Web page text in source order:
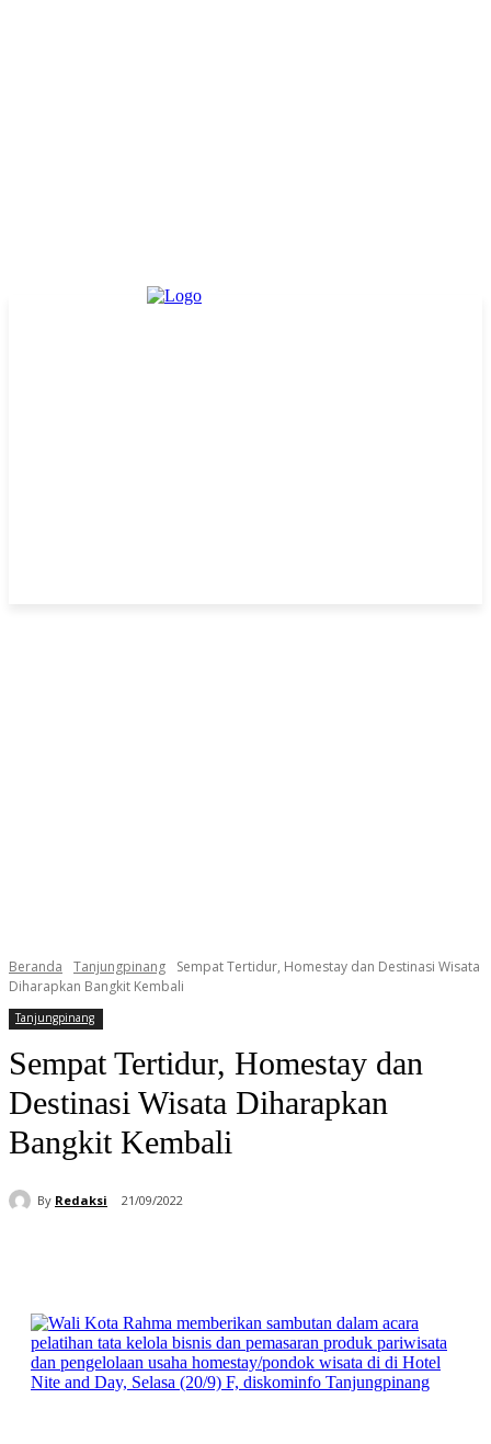
Beranda Tanjungpinang
Sempat Tertidur, Homestay dan Destinasi Wisata
Diharapkan Bangkit Kembali
Tanjungpinang
Sempat Tertidur, Homestay dan
Destinasi Wisata Diharapkan
Bangkit Kembali
By Redaksi 21/09/2022